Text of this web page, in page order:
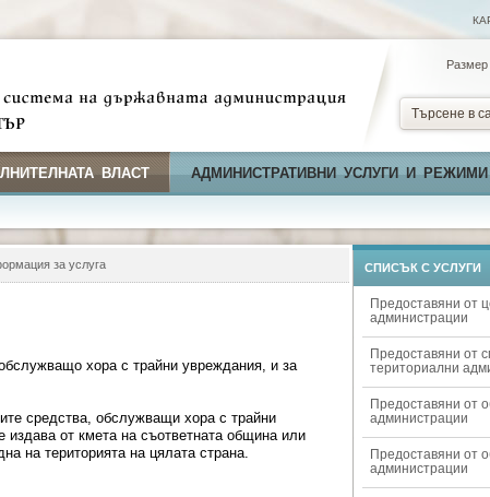
Търсене в
ВЛАСТ АДМИНИСТРАТИВНИ УСЛУГИ И РЕЖИМИ
за услуга
хора с трайни увреждания, и за
средства, обслужващи хора с трайни
издава от кмета на съответната община или
на територията на цялата страна.
СПИСЪК С УСЛУГИ
Предоставяни от
администрации
Предоставяни от
териториални
Предоставяни от
администрации
Предоставяни от
администрации